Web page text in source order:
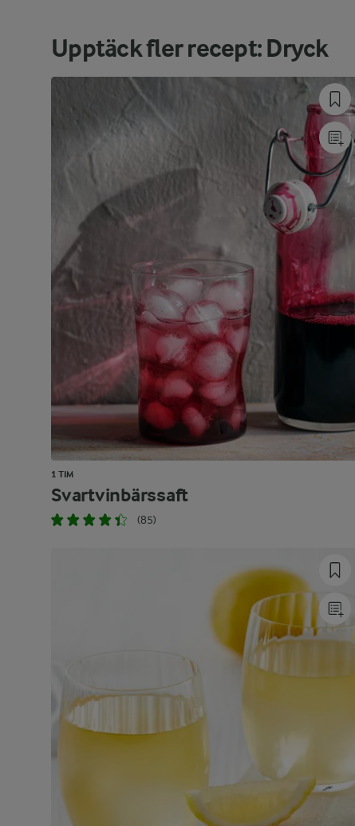
Upptäck fler recept: Dryck
1 TIM
Svartvinbärssaft
(85)